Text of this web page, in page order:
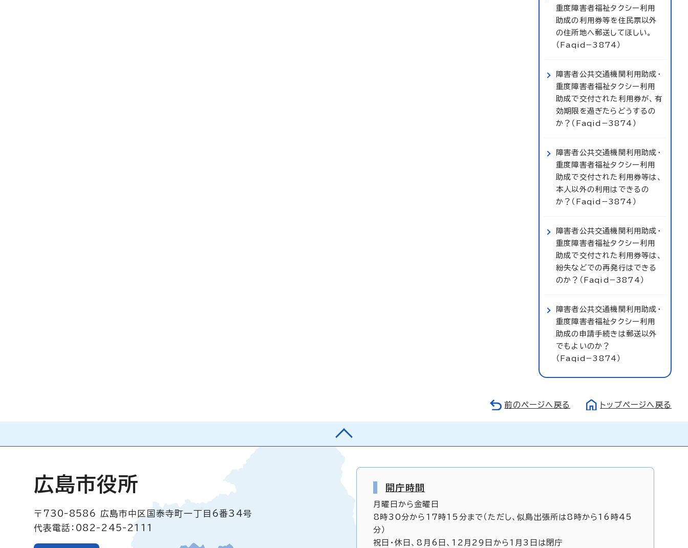
重度障害者福祉タクシー利用
助成の利用券等を住民票以外
の住所地へ郵送してほしい。
（Faqid−3874）
障害者公共交通機関利用助成・
重度障害者福祉タクシー利用
助成で交付された利用券が、有
効期限を過ぎたらどうするの
か？（Faqid−3874）
障害者公共交通機関利用助成・
重度障害者福祉タクシー利用
助成で交付された利用券等は、
本人以外の利用はできるの
か？（Faqid−3874）
障害者公共交通機関利用助成・
重度障害者福祉タクシー利用
助成で交付された利用券等は、
紛失などでの再発行はできる
のか？（Faqid−3874）
障害者公共交通機関利用助成・
重度障害者福祉タクシー利用
助成の申請手続きは郵送以外
でもよいのか？
（Faqid−3874）
前のページへ戻る トップページへ戻る
広島市役所
〒730-8586
広島市中区国泰寺町一丁目6番34号
代表電話：082-245-2111
開庁時間
月曜日から金曜日
8時30分から17時15分まで（ただし、似島出張所は8時から16時45
分）
祝日・休日、8月6日、12月29日から1月3日は閉庁